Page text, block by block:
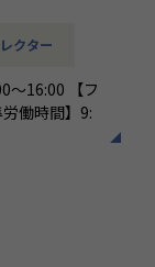
ンダー）
連携
解と需要の
クター
～16:00 【フ
働時間】9:
時間）